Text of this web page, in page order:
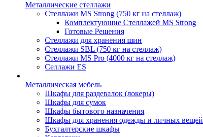
Металлические стеллажи
Стеллажи MS Strong (750 кг на стеллаж)
Комплектующие Стеллажей MS Strong
Готовые Решения
Стеллажи для хранения шин
Стеллажи SBL (750 кг на стеллаж)
Стеллажи MS Pro (4000 кг на стеллаж)
Селлажи ES
Металлическая мебель
Шкафы для раздевалок (локеры)
Шкафы для сумок
Шкафы бытового назначения
Шкафы для хранения одежды и личных вещей
Бухгалтерские шкафы